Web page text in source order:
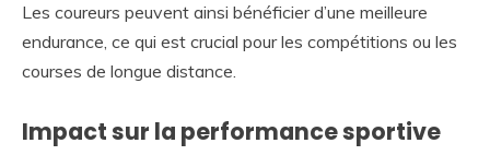
Les coureurs peuvent ainsi bénéficier d’une meilleure
endurance, ce qui est crucial pour les compétitions ou les
courses de longue distance.
Impact sur la performance sportive